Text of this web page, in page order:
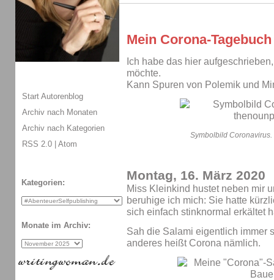
Mein Corona-Tagebuch
Ich habe das hier
möchte.
Kann Spuren von Polemik und
Symbolbild
Montag, 16. März 2020
Miss Kleinkind hustet neben mir
beruhige ich mich: Sie hatte
sich einfach stinknormal erkältet
Sah die Salami eigentlich immer
anderes heißt Corona nämlich.
Start Autorenblog
Archiv nach Monaten
Archiv nach Kategorien
RSS 2.0 | Atom
Kategorien:
Monate im Archiv: